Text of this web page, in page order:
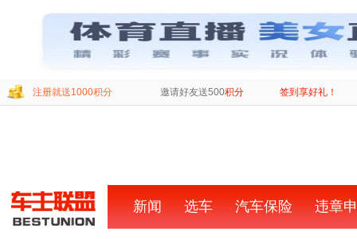
注册就送1000积分 邀请好友送500积分 签到享好礼！
新闻 选车 汽车保险 违章